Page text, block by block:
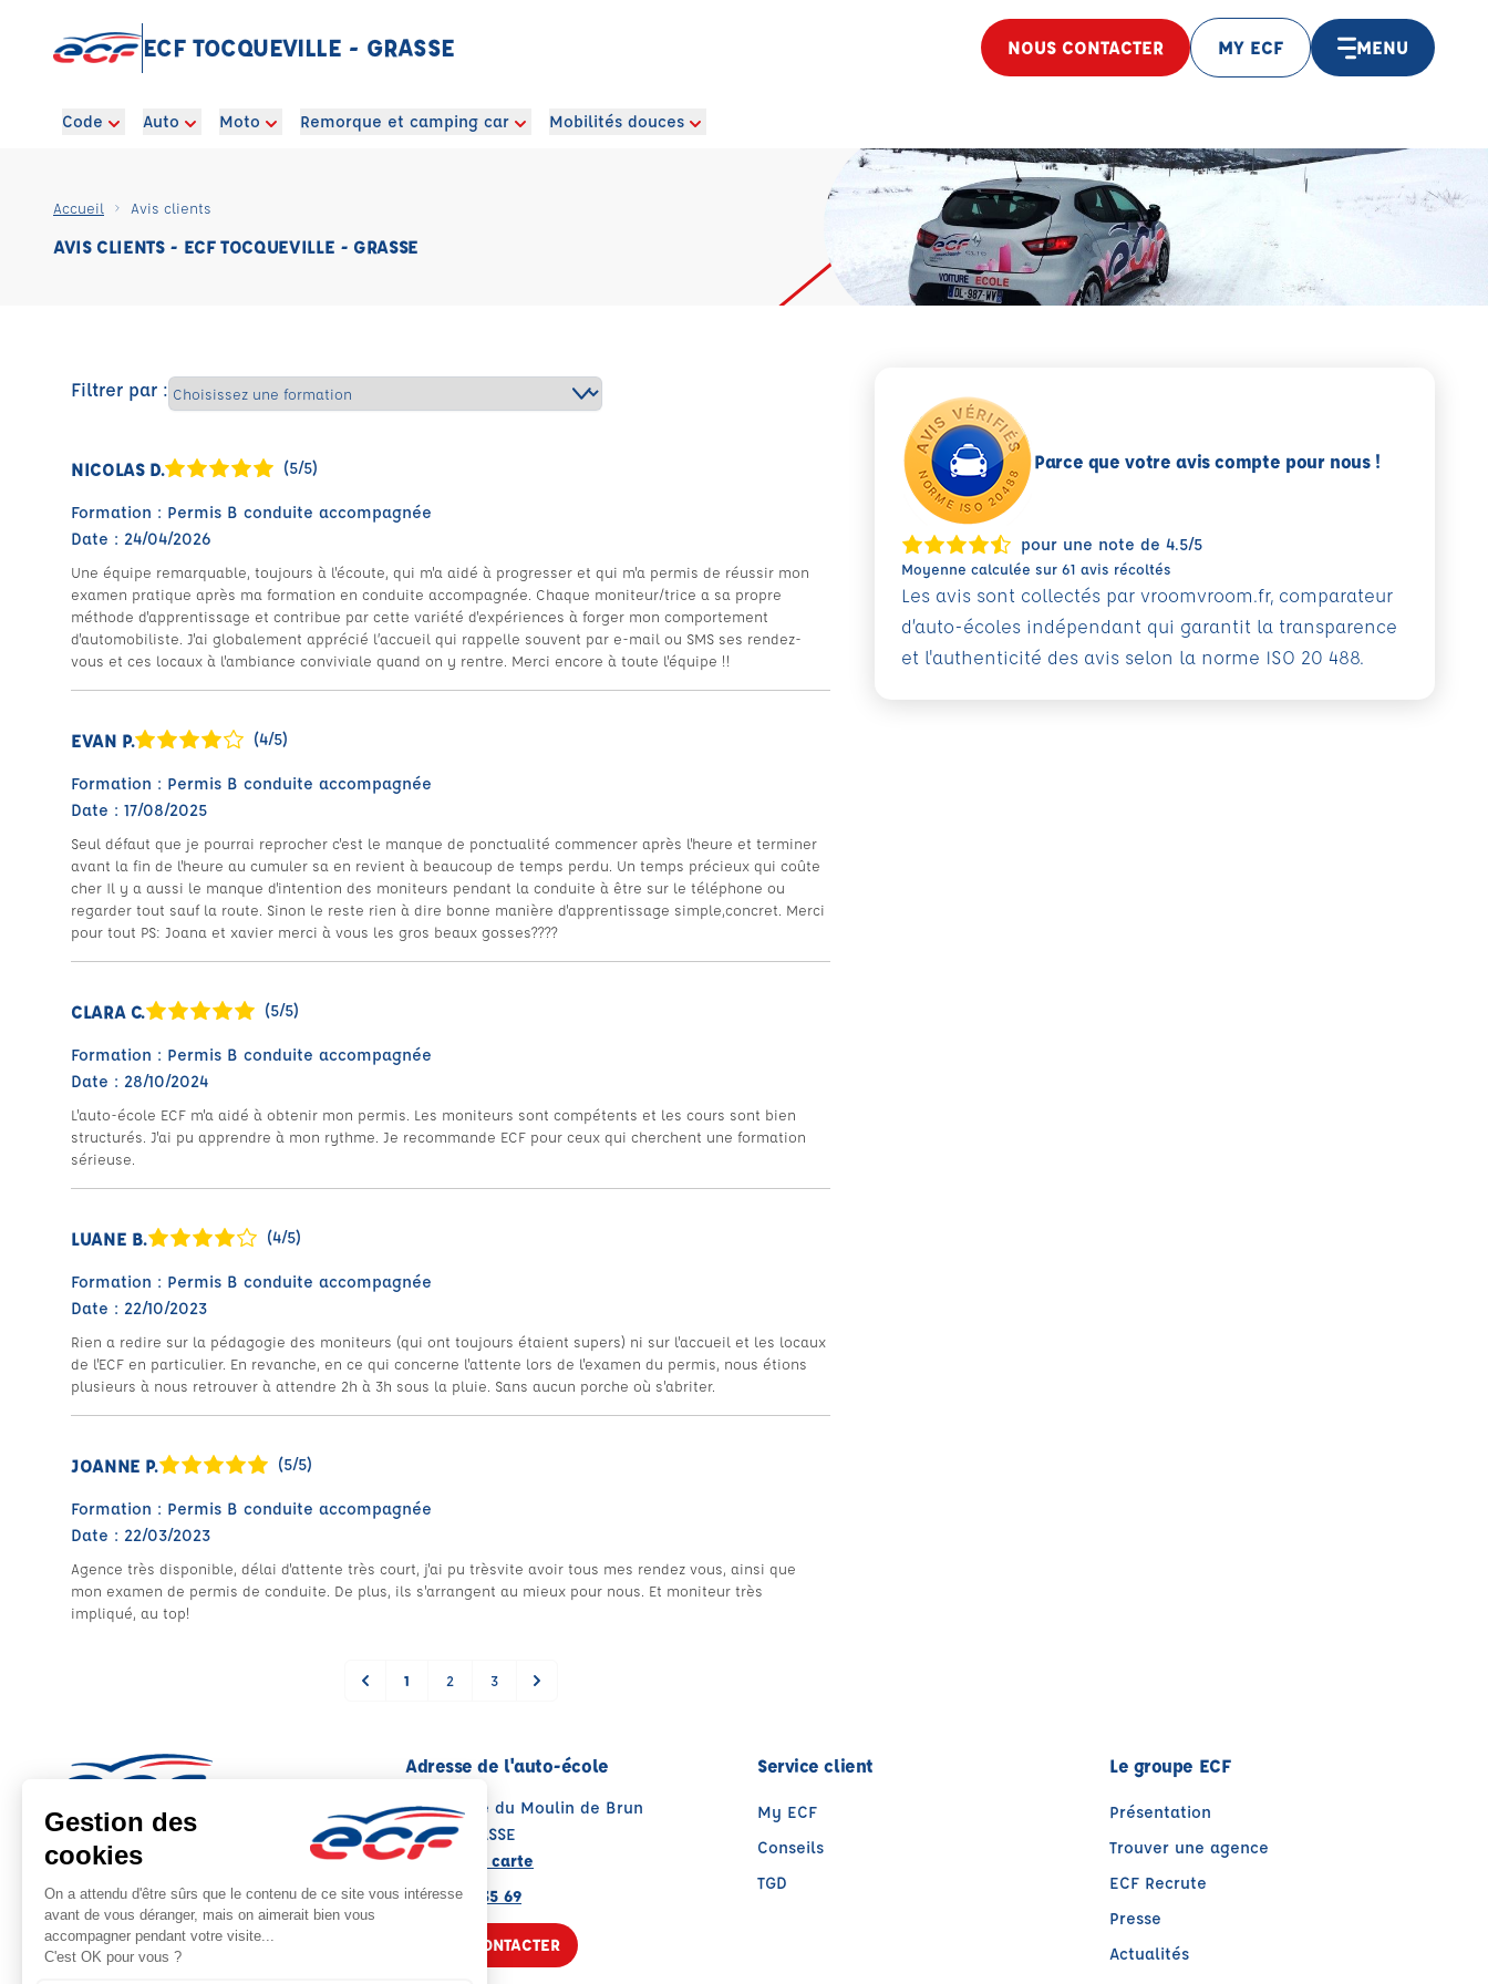
ECF TOCQUEVILLE - GRASSE NOUS CONTACTER MY ECF MENU
Code Auto Moto Remorque et camping car Mobilités douces
Accueil Avis clients
AVIS CLIENTS - ECF TOCQUEVILLE - GRASSE
Filtrer par :
NICOLAS D. (5/5)
Formation : Permis B conduite accompagnée
Date : 24/04/2026
Une équipe remarquable, toujours à l'écoute, qui m'a aidé à progresser et qui m'a permis de réussir mon
examen pratique après ma formation en conduite accompagnée. Chaque moniteur/trice a sa propre
méthode d'apprentissage et contribue par cette variété d'expériences à forger mon comportement
d'automobiliste. J'ai globalement apprécié l’accueil qui rappelle souvent par e-mail ou SMS ses rendez-
vous et ces locaux à l'ambiance conviviale quand on y rentre. Merci encore à toute l'équipe !!
EVAN P. (4/5)
Formation : Permis B conduite accompagnée
Date : 17/08/2025
Seul défaut que je pourrai reprocher c'est le manque de ponctualité commencer après l'heure et terminer
avant la fin de l'heure au cumuler sa en revient à beaucoup de temps perdu. Un temps précieux qui coûte
cher Il y a aussi le manque d'intention des moniteurs pendant la conduite à être sur le téléphone ou
regarder tout sauf la route. Sinon le reste rien à dire bonne manière d'apprentissage simple,concret. Merci
pour tout PS: Joana et xavier merci à vous les gros beaux gosses????
CLARA C. (5/5)
Formation : Permis B conduite accompagnée
Date : 28/10/2024
L'auto-école ECF m'a aidé à obtenir mon permis. Les moniteurs sont compétents et les cours sont bien
structurés. J'ai pu apprendre à mon rythme. Je recommande ECF pour ceux qui cherchent une formation
sérieuse.
LUANE B. (4/5)
Formation : Permis B conduite accompagnée
Date : 22/10/2023
Rien a redire sur la pédagogie des moniteurs (qui ont toujours étaient supers) ni sur l'accueil et les locaux
de l'ECF en particulier. En revanche, en ce qui concerne l'attente lors de l'examen du permis, nous étions
plusieurs à nous retrouver à attendre 2h à 3h sous la pluie. Sans aucun porche où s'abriter.
JOANNE P. (5/5)
Formation : Permis B conduite accompagnée
Date : 22/03/2023
Agence très disponible, délai d'attente très court, j'ai pu trèsvite avoir tous mes rendez vous, ainsi que
mon examen de permis de conduite. De plus, ils s'arrangent au mieux pour nous. Et moniteur très
impliqué, au top!
1 2 3
Parce que votre avis compte pour nous !
pour une note de 4.5/5
Moyenne calculée sur 61 avis récoltés
Les avis sont collectés par vroomvroom.fr, comparateur
d’auto-écoles indépendant qui garantit la transparence
et l'authenticité des avis selon la norme ISO 20 488.
Note : 4.5/5
Moyenne calculée sur 61 avis
Adresse de l'auto-école
5, Traverse du Moulin de Brun
06130 GRASSE
Voir sur la carte
04 93 09 35 69
NOUS CONTACTER
Service client
My ECF
Conseils
TGD
Le groupe ECF
Présentation
Trouver une agence
ECF Recrute
Presse
Actualités